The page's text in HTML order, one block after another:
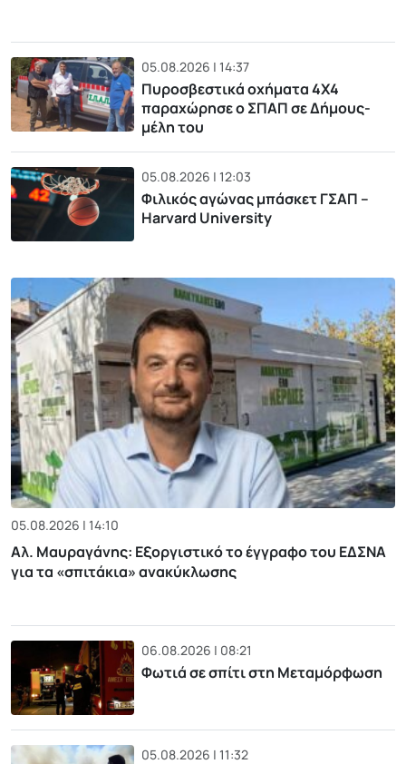
05.08.2026 | 14:37
Πυροσβεστικά οχήματα 4Χ4
παραχώρησε ο ΣΠΑΠ σε Δήμους-
μέλη του
05.08.2026 | 12:03
Φιλικός αγώνας μπάσκετ ΓΣΑΠ –
Harvard University
05.08.2026 | 14:10
Αλ. Μαυραγάνης: Εξοργιστικό το έγγραφο του ΕΔΣΝΑ
για τα «σπιτάκια» ανακύκλωσης
06.08.2026 | 08:21
Φωτιά σε σπίτι στη Μεταμόρφωση
05.08.2026 | 11:32